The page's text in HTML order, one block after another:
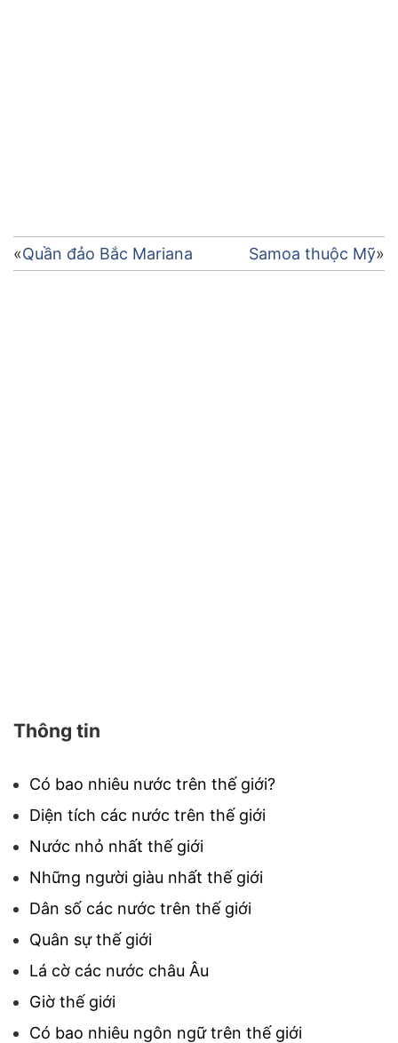
Điều
Quần đảo Bắc Mariana Samoa thuộc Mỹ
Thông tin
Có bao nhiêu nước trên thế giới?
Diện tích các nước trên thế giới
Nước nhỏ nhất thế giới
Những người giàu nhất thế giới
Dân số các nước trên thế giới
Quân sự thế giới
Lá cờ các nước châu Âu
Giờ thế giới
Có bao nhiêu ngôn ngữ trên thế giới